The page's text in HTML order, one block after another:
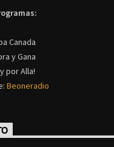
Canada
y Gana
por Alla!
Beoneradio